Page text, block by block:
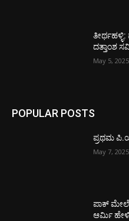
ದತ್ತಾಂಶ
May 5, 2025
POPULAR POSTS
ಪ್ರಥಮ
May 7, 2025
ಪಾಕ್​
ಆರ್ಮಿ